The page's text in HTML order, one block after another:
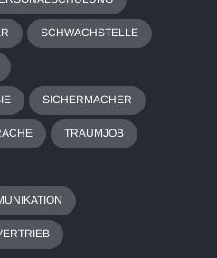
SCHWACHSTELLE
SICHERMACHER
TRAUMJOB